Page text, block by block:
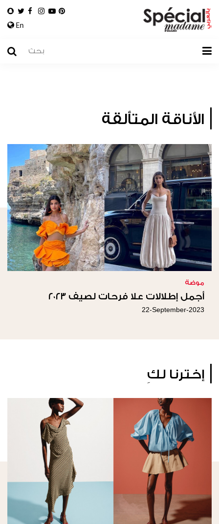
En
الأناقة المتألقة
موضة
أجمل إطلالات علا فرحات لصيف ٢٠٢٣
22-September-2023
إخترنا لكِ